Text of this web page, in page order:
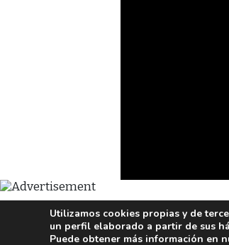
Utilizamos cookies propias y de
un perfil elaborado a partir de sus
Puede obtener más información en